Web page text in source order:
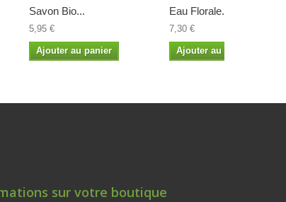
Savon Bio...
5,95 €
Ajouter au panier
Eau Florale...
7,30 €
Ajouter au panier
sur votre boutique